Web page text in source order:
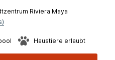
Riviera Maya
Haustiere erlaubt